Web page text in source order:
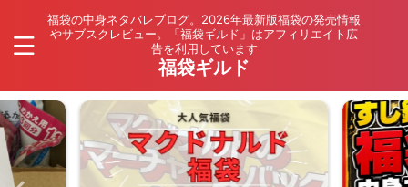
福袋の中身ネタバレブログ。2026年最新版福袋の発売情報
やサブスクレビュー。「福袋ギルド」はアフィリエイト広
告を利用しています
福袋ギルド